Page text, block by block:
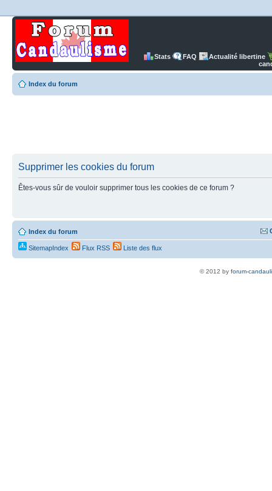
Stats FAQ
Actualité libertine
Index du forum
Supprimer les cookies du forum
Êtes-vous sûr de vouloir supprimer tous les cookies de ce forum ?
Index du forum
SitemapIndex Flux RSS Liste des flux
© 2012 by forum-